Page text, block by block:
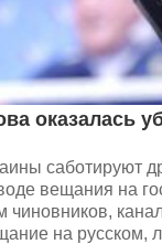
оказалась
саботируют
вещания на
чиновников,
на русском,